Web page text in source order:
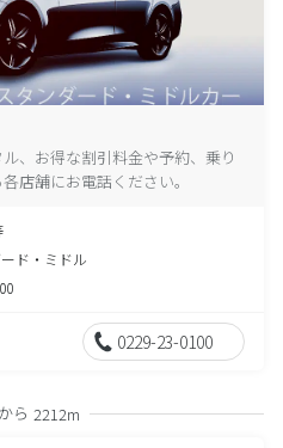
、お得な割引料金や予約、乗り
店舗にお電話ください。
ド・ミドル
0229-23-0100
ら 2212m